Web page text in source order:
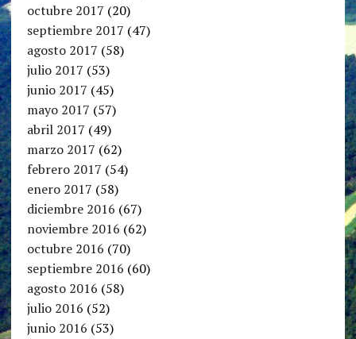
octubre 2017 (20)
septiembre 2017 (47)
agosto 2017 (58)
julio 2017 (53)
junio 2017 (45)
mayo 2017 (57)
abril 2017 (49)
marzo 2017 (62)
febrero 2017 (54)
enero 2017 (58)
diciembre 2016 (67)
noviembre 2016 (62)
octubre 2016 (70)
septiembre 2016 (60)
agosto 2016 (58)
julio 2016 (52)
junio 2016 (53)